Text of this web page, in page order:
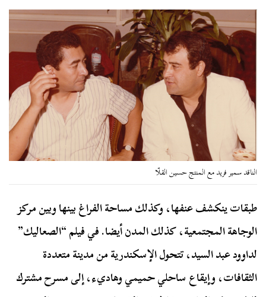
الناقد سمير فريد مع المنتج حسين القلّا
طبقات ينكشف عنفها، وكذلك مساحة الفراغ بينها وبين مركز
الوجاهة المجتمعية، كذلك المدن أيضا. في فيلم “الصعاليك”
لداوود عبد السيد، تتحول الإسكندرية من مدينة متعددة
الثقافات، وإيقاع ساحلي حميمي وهاديء، إلى مسرح مشترك